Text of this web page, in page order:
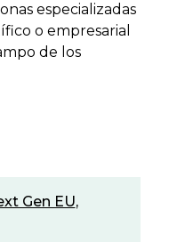
especializadas
o empresarial
de los
Gen EU,